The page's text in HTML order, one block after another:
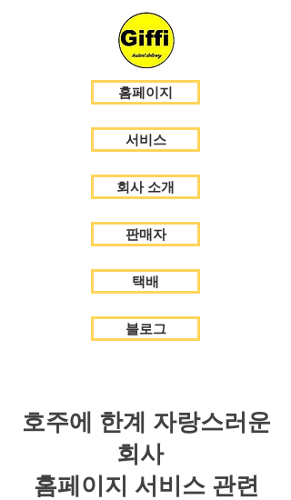
홈페이지
서비스
회사 소개
판매자
택배
블로그
호주에 한계 자랑스러운
회사
홈페이지 서비스 관련